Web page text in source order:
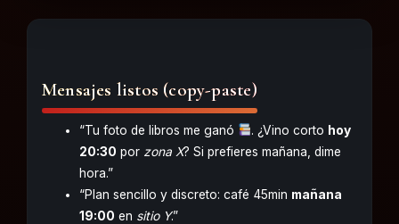
Mensajes listos (copy-paste)
“Tu foto de libros me ganó . ¿Vino corto hoy
20:30 por zona X? Si prefieres mañana, dime
hora.”
“Plan sencillo y discreto: café 45min mañana
19:00 en sitio Y.”